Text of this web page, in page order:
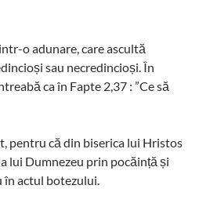
o adunare, care ascultă
sau necredincioși. În
ca în Fapte 2,37 : ”Ce să
pentru că din biserica lui Hristos
lui Dumnezeu prin pocăință și
actul botezului.